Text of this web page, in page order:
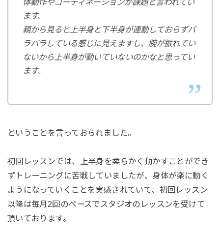
体動作やコーディネーションが課題と言われてい
ます。
親から見ると上半身と下半身が連動しておらずバ
ラバラしている感じに見えますし、腕が振れてい
ないから上半身が動いていないのかなと思ってい
ます。
ということを言っておられました。
初回レッスンでは、上半身を柔らかく動かすことができ
ずトレーニングに苦戦していましたが、身体が楽に動く
ようになっていくことを実感されていて、初回レッスン
以降は毎月2回のペースでスタジオのレッスンを受けて
頂いております。